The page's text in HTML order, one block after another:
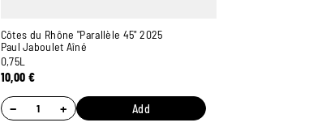
Côtes du Rhône "Parallèle 45" 2025
Paul Jaboulet Aîné
0,75L
10,00 €
− + Add